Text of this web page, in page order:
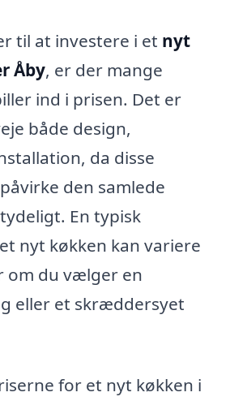
til at investere i et nyt
Åby, er der mange
ind i prisen. Det er
både design,
da disse
den samlede
En typisk
nyt køkken kan variere
om du vælger en
eller et skræddersyet
for et nyt køkken i